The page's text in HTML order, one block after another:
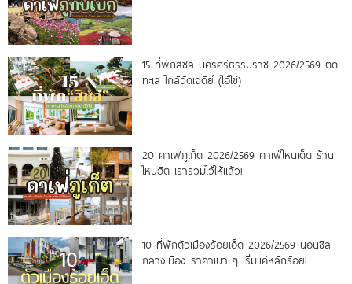
15 ที่พักสิชล นครศรีธรรมราช 2026/2569 ติด
ทะเล ใกล้วัดเจดีย์ (ไอ้ไข่)
20 คาเฟ่ภูเก็ต 2026/2569 คาเฟ่ไหนเด็ด ร้าน
ไหนฮิต เรารวมไว้ให้แล้ว!
10 ที่พักตัวเมืองร้อยเอ็ด 2026/2569 นอนชิล
กลางเมือง ราคาเบา ๆ เริ่มแค่หลักร้อย!